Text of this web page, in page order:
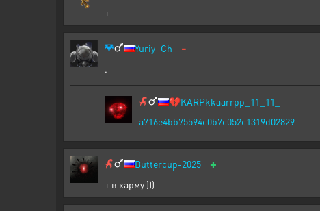
+
Yuriy_Ch -
.
💔KARPkkaarrpp_11_11_
a716e4bb75594c0b7c052c1319d02829
Buttercup-2025 +
+ в карму )))